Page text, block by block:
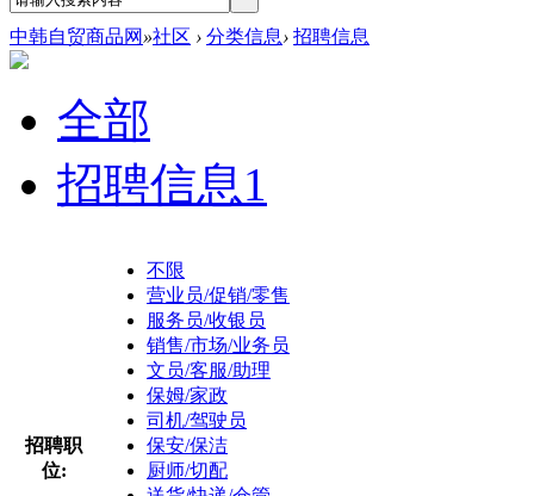
中韩自贸商品网 »社区 › 分类信息› 招聘信息
全部
招聘信息1
招聘职
位:
不限
营业员/促销/零售
服务员/收银员
销售/市场/业务员
文员/客服/助理
保姆/家政
司机/驾驶员
保安/保洁
厨师/切配